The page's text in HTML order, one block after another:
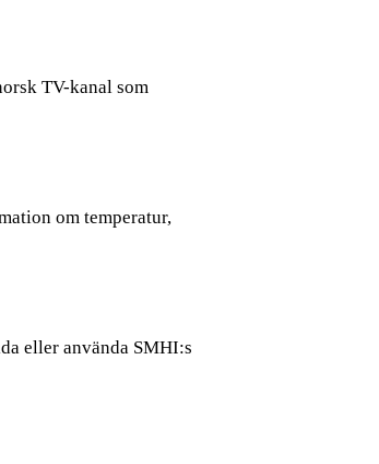
TV-kanal som
om temperatur,
eller använda SMHI:s